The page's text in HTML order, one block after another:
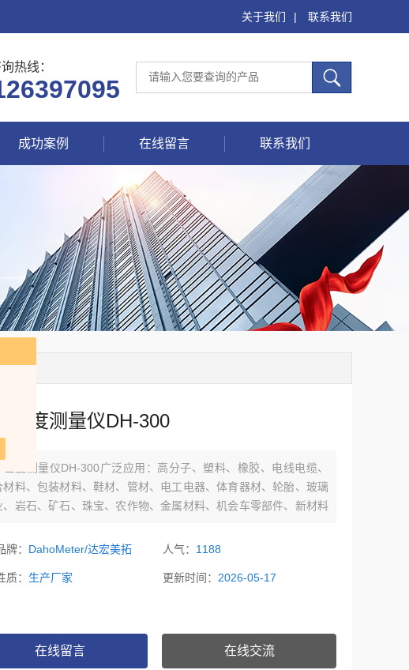
关于我们 | 联系我们
热线：
成功案例 在线留言 联系我们
300
密度测量仪DH-300
密度测量仪DH-300广泛应用：高分子、塑料、橡胶、电线电缆、
材料、包装材料、鞋材、管材、电工电器、体育器材、轮胎、玻璃
、岩石、矿石、珠宝、农作物、金属材料、机会车零部件、新材料
牌： DahoMeter/达宏美拓 人气： 1188
质： 生产厂家 更新时间： 2026-05-17
在线留言 在线交流